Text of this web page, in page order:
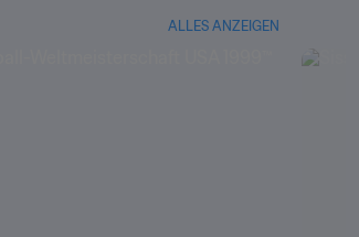
ALLES ANZEIGEN